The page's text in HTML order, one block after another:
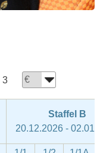
3
Staffel B
20.12.2026 -